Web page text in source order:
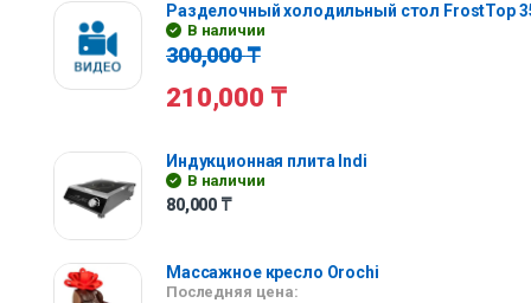
Разделочный холодильный стол FrostTop
В наличии
300,000₸
210,000 ₸
Индукционная плита Indi
В наличии
80,000 ₸
Массажное кресло Orochi
Последняя цена: